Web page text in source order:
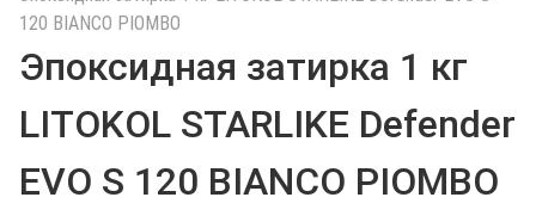
к
о
а
120 BIANCO PIOMBO
Эпоксидная затирка 1 кг
LITOKOL STARLIKE Defender
EVO S 120 BIANCO PIOMBO